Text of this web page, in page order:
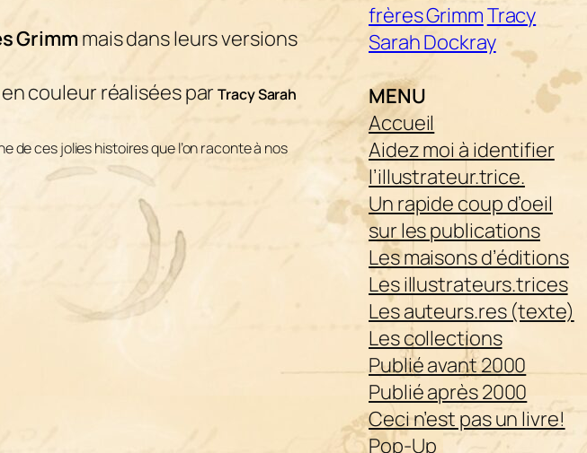
Grimmmais dans leurs versions
couleur réalisées parTracy Sarah
de ces jolies histoires que l’on raconte à nos
frères GrimmTracy
Sarah Dockray
MENU
Accueil
Aidez moi à identifier
l’illustrateur.trice.
Un rapide coup d’oeil
sur les publications
Les maisons d’éditions
Les illustrateurs.trices
Les auteurs.res (texte)
Les collections
Publié avant 2000
Publié après 2000
Ceci n’est pas un livre!
Pop-Up